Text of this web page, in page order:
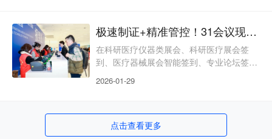
深度适配农业、生态类国际会议需求，融合
绿色办会、高效核验、精细化管理，其核心
的制证签到系统性能稳定，成功落地第三届
到制证服务护航盛会
极速制证+精准管控！31会议现场制证为科研医疗展会打造智慧签到新范式
在科研医疗仪器类展会、科研医疗展会签
到、医疗器械展会智能签到、专业论坛签到
备厂商、采购商、院校代表等多个层级。展
多个专业板块，传统制证模式的弊端被无限
放大：提前制证易遗漏临时嘉宾，现场手写
2026-01-29
点击查看更多